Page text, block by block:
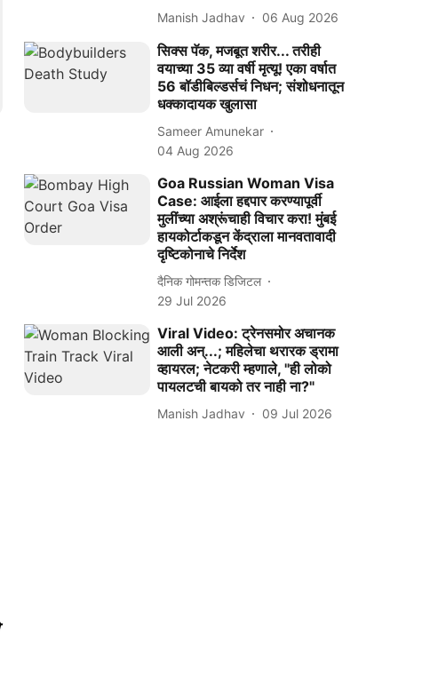
Manish Jadhav 06 Aug 2026
सिक्स पॅक, मजबूत शरीर... तरीही
वयाच्या 35 व्या वर्षी मृत्यू! एका वर्षात
56 बॉडीबिल्डर्सचं निधन; संशोधनातून
धक्कादायक खुलासा
Sameer Amunekar
04 Aug 2026
Goa Russian Woman Visa
Case: आईला हद्दपार करण्यापूर्वी
मुलींच्या अश्रूंचाही विचार करा! मुंबई
हायकोर्टाकडून केंद्राला मानवतावादी
दृष्टिकोनाचे निर्देश
दैनिक गोमन्तक डिजिटल
29 Jul 2026
Viral Video: ट्रेनसमोर अचानक
आली अन्...; महिलेचा थरारक ड्रामा
व्हायरल; नेटकरी म्हणाले, "ही लोको
पायलटची बायको तर नाही ना?"
Manish Jadhav 09 Jul 2026